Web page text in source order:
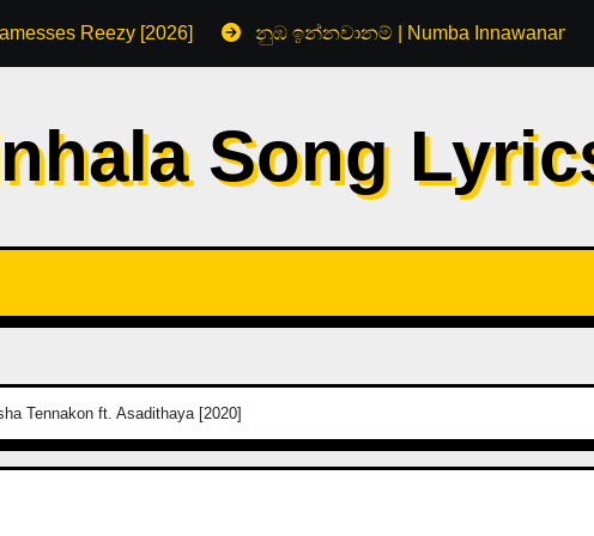
Reezy [2026] නුඹ ඉන්නවානම් | Numba Innawanam by
Song
Tennakon ft. Asadithaya [2020]